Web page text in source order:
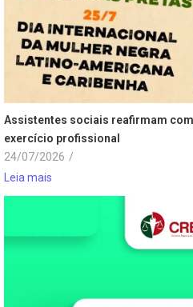
Assistentes sociais reafirmam
exercício profissional
24/07/2026 /
Leia mais